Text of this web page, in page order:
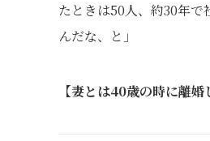
たときは50人、約30年
んだな、と」
【妻とは40歳の時に離